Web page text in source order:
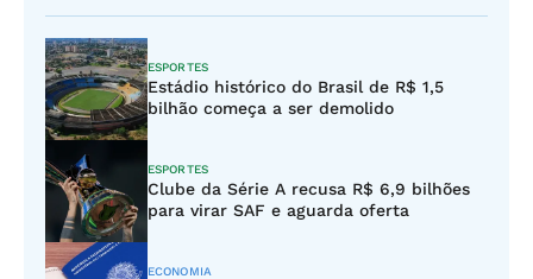
ESPORTES
Estádio histórico do Brasil de R$ 1,5
bilhão começa a ser demolido
ESPORTES
Clube da Série A recusa R$ 6,9 bilhões
para virar SAF e aguarda oferta
ECONOMIA